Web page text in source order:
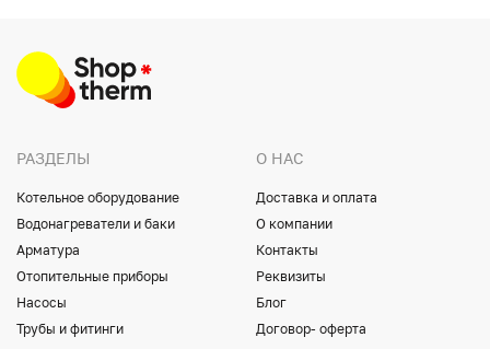
РАЗДЕЛЫ
Котельное оборудование
Водонагреватели и баки
Арматура
Отопительные приборы
Насосы
Трубы и фитинги
О НАС
Доставка и оплата
О компании
Контакты
Реквизиты
Блог
Договор- оферта